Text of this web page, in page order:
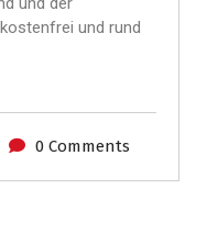
und rund
0 Comments